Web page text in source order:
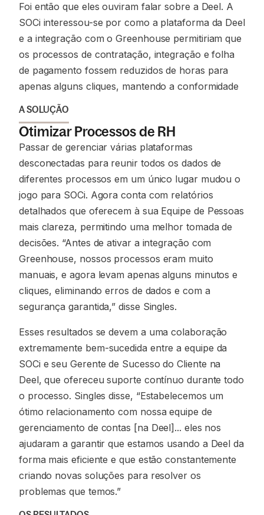
Foi então que eles ouviram falar sobre a Deel. A
SOCi interessou-se por como a plataforma da Deel
e a integração com o Greenhouse permitiriam que
os processos de contratação, integração e folha
de pagamento fossem reduzidos de horas para
apenas alguns cliques, mantendo a conformidade
A SOLUÇÃO
Otimizar Processos de RH
Passar de gerenciar várias plataformas
desconectadas para reunir todos os dados de
diferentes processos em um único lugar mudou o
jogo para SOCi. Agora conta com relatórios
detalhados que oferecem à sua Equipe de Pessoas
mais clareza, permitindo uma melhor tomada de
decisões. “Antes de ativar a integração com
Greenhouse, nossos processos eram muito
manuais, e agora levam apenas alguns minutos e
cliques, eliminando erros de dados e com a
segurança garantida,” disse Singles.
Esses resultados se devem a uma colaboração
extremamente bem-sucedida entre a equipe da
SOCi e seu Gerente de Sucesso do Cliente na
Deel, que ofereceu suporte contínuo durante todo
o processo. Singles disse, “Estabelecemos um
ótimo relacionamento com nossa equipe de
gerenciamento de contas [na Deel]... eles nos
ajudaram a garantir que estamos usando a Deel da
forma mais eficiente e que estão constantemente
criando novas soluções para resolver os
problemas que temos.”